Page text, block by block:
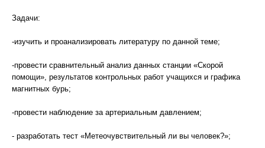
Задачи:
-изучить и проанализировать литературу по данной теме;
-провести сравнительный анализ данных станции «Скорой
помощи», результатов контрольных работ учащихся и графика
магнитных бурь;
-провести наблюдение за артериальным давлением;
- разработать тест «Метеочувствительный ли вы человек?»;